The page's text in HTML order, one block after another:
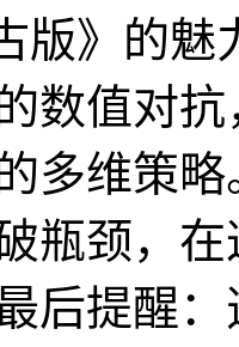
版》的
值对抗
多维策
瓶颈，
后提醒